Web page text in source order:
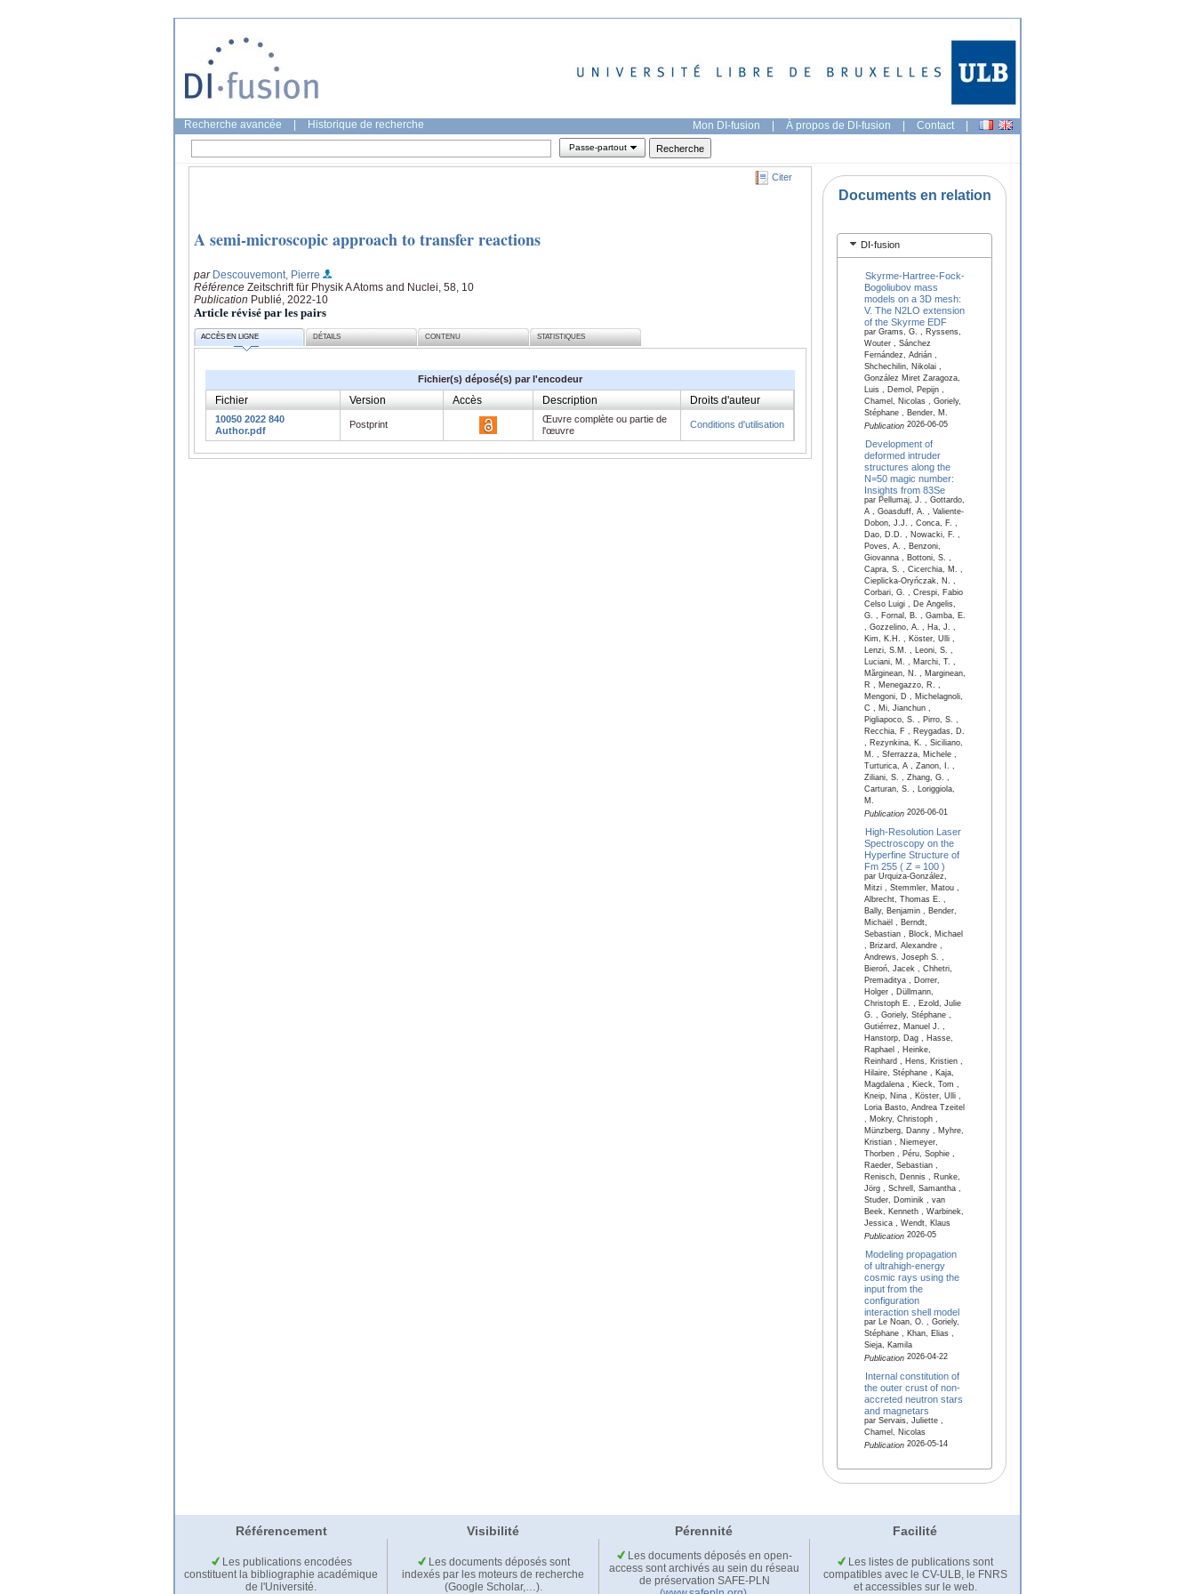
Recherche avancée Historique de recherche Mon DI-fusion | À propos de DI-fusion | Contact |
Passe-partout
Citer
A semi-microscopic approach to transfer reactions
par Descouvemont, Pierre
Référence Zeitschrift für Physik A Atoms and Nuclei, 58, 10
Publication Publié, 2022-10
Article révisé par les pairs
ACCÈS EN LIGNE DÉTAILS CONTENU STATISTIQUES
Fichier(s) déposé(s) par l'encodeur
Fichier Version Accès Description Droits d'auteur
10050 2022 840
Author.pdf
Postprint
Œuvre complète ou partie de
l'œuvre
Conditions d'utilisation
Documents en relation
DI-fusion
Skyrme-Hartree-Fock-
Bogoliubov mass
models on a 3D mesh:
V. The N2LO extension
of the Skyrme EDF
par Grams, G. , Ryssens,
Wouter , Sánchez
Fernández, Adrián ,
Shchechilin, Nikolai ,
González Miret Zaragoza,
Luis , Demol, Pepijn ,
Chamel, Nicolas , Goriely,
Stéphane , Bender, M.
Publication2026-06-05
Development of
deformed intruder
structures along the
N=50 magic number:
Insights from 83Se
par Pellumaj, J. , Gottardo,
A , Goasduff, A. , Valiente-
Dobon, J.J. , Conca, F. ,
Dao, D.D. , Nowacki, F. ,
Poves, A. , Benzoni,
Giovanna , Bottoni, S. ,
Capra, S. , Cicerchia, M. ,
Cieplicka-Oryńczak, N. ,
Corbari, G. , Crespi, Fabio
Celso Luigi , De Angelis,
G. , Fornal, B. , Gamba, E.
, Gozzelino, A. , Ha, J. ,
Kim, K.H. , Köster, Ulli ,
Lenzi, S.M. , Leoni, S. ,
Luciani, M. , Marchi, T. ,
Mărginean, N. , Marginean,
R , Menegazzo, R. ,
Mengoni, D , Michelagnoli,
C , Mi, Jianchun ,
Pigliapoco, S. , Pirro, S. ,
Recchia, F , Reygadas, D.
, Rezynkina, K. , Siciliano,
M. , Sferrazza, Michele ,
Turturica, A , Zanon, I. ,
Ziliani, S. , Zhang, G. ,
Carturan, S. , Loriggiola,
M.
Publication2026-06-01
High-Resolution Laser
Spectroscopy on the
Hyperfine Structure of
Fm 255 ( Z = 100 )
par Urquiza-González,
Mitzi , Stemmler, Matou ,
Albrecht, Thomas E. ,
Bally, Benjamin , Bender,
Michaël , Berndt,
Sebastian , Block, Michael
, Brizard, Alexandre ,
Andrews, Joseph S. ,
Bieroń, Jacek , Chhetri,
Premaditya , Dorrer,
Holger , Düllmann,
Christoph E. , Ezold, Julie
G. , Goriely, Stéphane ,
Gutiérrez, Manuel J. ,
Hanstorp, Dag , Hasse,
Raphael , Heinke,
Reinhard , Hens, Kristien ,
Hilaire, Stéphane , Kaja,
Magdalena , Kieck, Tom ,
Kneip, Nina , Köster, Ulli ,
Loria Basto, Andrea Tzeitel
, Mokry, Christoph ,
Münzberg, Danny , Myhre,
Kristian , Niemeyer,
Thorben , Péru, Sophie ,
Raeder, Sebastian ,
Renisch, Dennis , Runke,
Jörg , Schrell, Samantha ,
Studer, Dominik , van
Beek, Kenneth , Warbinek,
Jessica , Wendt, Klaus
Publication2026-05
Modeling propagation
of ultrahigh-energy
cosmic rays using the
input from the
configuration
interaction shell model
par Le Noan, O. , Goriely,
Stéphane , Khan, Elias ,
Sieja, Kamila
Publication2026-04-22
Internal constitution of
the outer crust of non-
accreted neutron stars
and magnetars
par Servais, Juliette ,
Chamel, Nicolas
Publication2026-05-14
Référencement Visibilité Pérennité Facilité
Les publications encodées
constituent la bibliographie académique
de l'Université.
Les documents déposés sont
indexés par les moteurs de recherche
(Google Scholar,…).
Les documents déposés en open-
access sont archivés au sein du réseau
de préservation SAFE-PLN
Les listes de publications sont
compatibles avec le CV-ULB, le FNRS
et accessibles sur le web.